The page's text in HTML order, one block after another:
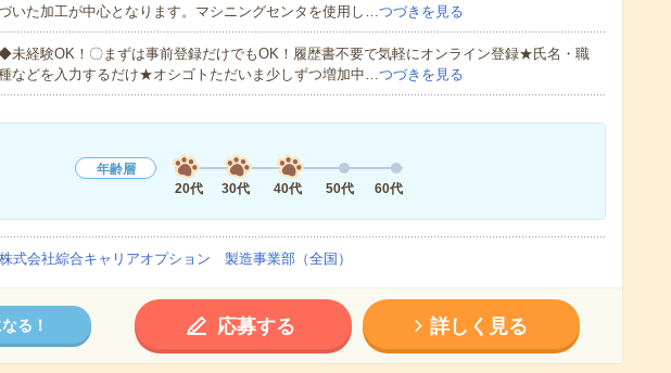
いた加工が中心となります。マシニングセンタを使用し…つづきを見る
未経験OK！〇まずは事前登録だけでもOK！履歴書不要で気軽にオンライン登録★氏名・職
などを入力するだけ★オシゴトただいま少しずつ増加中…つづきを見る
年齢層
20代
30代 40代 50代 60代
株式会社綜合キャリアオプション 製造事業部（全国）
る！ 応募する 詳しく見る